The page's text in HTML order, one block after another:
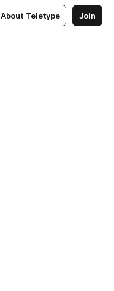
About Teletype Join